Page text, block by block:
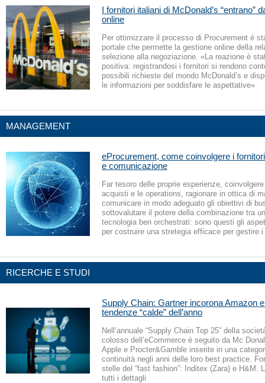
I fornitori italiani di McDonald’s “entrano”
online
Per ottimizzare il processo di Procurement è
portale che permette la gestione online della
selezione alla negoziazione. «La reazione è
positiva: registrandosi i fornitori si rendono
possibili richieste del mondo McDonald’s e
le informazioni per soddisfare le aspettative»
MANAGEMENT
eProcurement, come coinvolgere i
e comunicazione
Far tesoro delle proprie esperienze,
acquisti e le operations, ragionare in ottica di
comunicare in modo adeguato gli obiettivi di
sottovalutare il potere della combinazione tra
tecnologia ben orchestrati: sono questi gli
per costruire una stretegia efficace per gestire i
RICERCHE E STUDI
Supply Chain: Gartner incorona Amazon
tendenze “calde” dell’anno
Nell’annuale “Supply Chain Top 25” della
colosso dell’eCommerce è seguito da Mc
Apple e Procter&Gamble inserite in una
continuità negli anni delle loro best practice.
stelle del “fast fashion”: Inditex (Zara) e H&M.
tutti i dettagli